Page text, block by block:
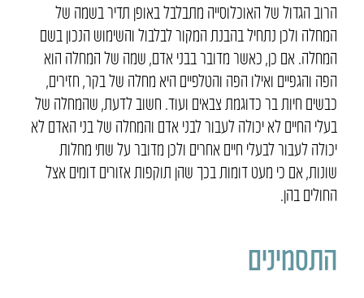
הרוב הגדול של האוכלוסייה מתבלבל באופן תדיר בשמה של
המחלה ולכן נתחיל בהבנת המקור לבלבול והשימוש הנכון בשם
המחלה. אם כן, כאשר מדובר בבני אדם, שמה של המחלה הוא
הפה והגפיים ואילו הפה והטלפיים היא מחלה של בקר, חזירים,
כבשים חיות בר כדוגמת צבאים ועוד. חשוב לדעת, שהמחלה של
בעלי החיים לא יכולה לעבור לבני אדם והמחלה של בני האדם לא
יכולה לעבור לבעלי חיים אחרים ולכן מדובר על שתי מחלות
שונות, אם כי מעט דומות בכך שהן תוקפות אזורים דומים אצל
החולים בהן.
התסמינים